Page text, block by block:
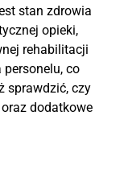
stan zdrowia
opieki,
rehabilitacji
co
sprawdzić, czy
dodatkowe